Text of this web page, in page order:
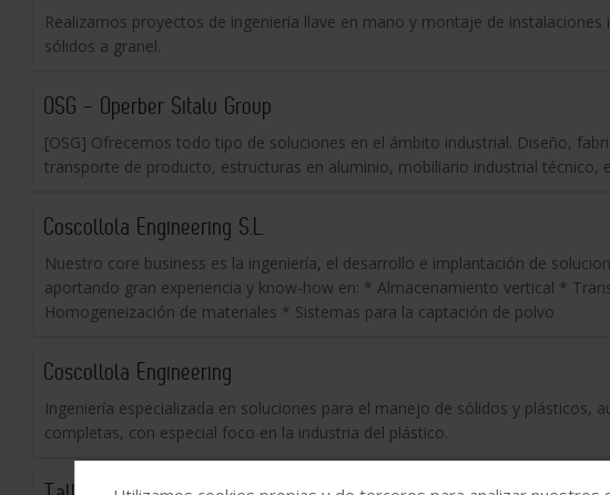
Realizamos proyectos de ingeniería llave en mano y montaje de
sólidos a granel.
OSG - Operber Sitalu Group
[OSG] Ofrecemos todo tipo de soluciones en el ámbito industrial. Diseño,
transporte de producto, estructuras en aluminio, mobiliario industrial técnico,
Coscollola Engineering S.L.
Nuestro core business es la ingeniería, el desarrollo e implantación de
aportando gran experiencia y know-how en: * Almacenamiento vertical *
Homogeneización de materiales * Sistemas para la captación de polvo
Coscollola Engineering
Ingeniería especializada en soluciones para el manejo de sólidos y plásticos,
completas, con especial foco en la industria del plástico.